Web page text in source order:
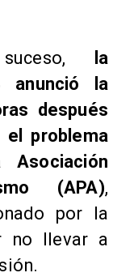
la
anunció la
después
el problema
(APA),
por la
no llevar a